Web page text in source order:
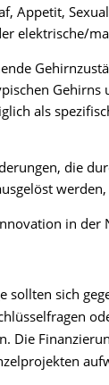
Appetit,
elektrische/
Gehirns
als
die
werden,
in der
sollten sich
Die